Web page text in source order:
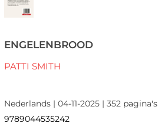
ENGELENBROOD
PATTI SMITH
Nederlands | 04-11-2025 | 352 pagina's
9789044535242